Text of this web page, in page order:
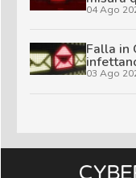
04 Ago
Falla in
03 Ago